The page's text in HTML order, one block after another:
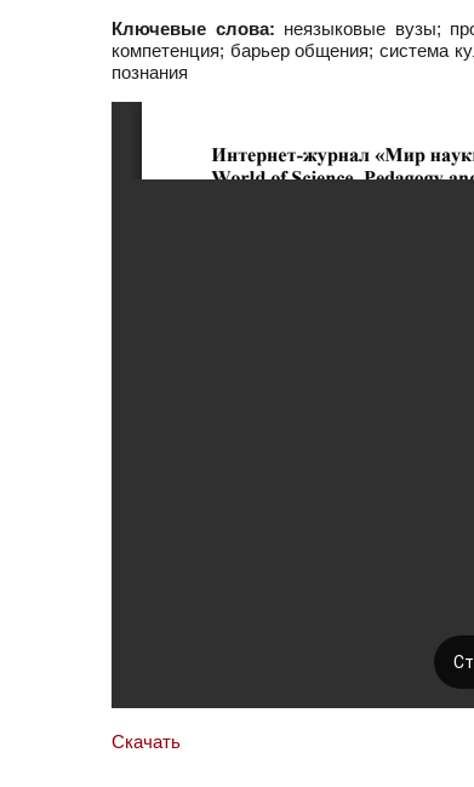
Ключевые слова: неязыковые вузы;
компетенция; барьер общения; система
познания
Скачать